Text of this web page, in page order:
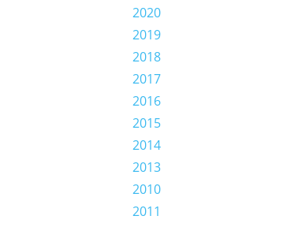
2020
2019
2018
2017
2016
2015
2014
2013
2010
2011